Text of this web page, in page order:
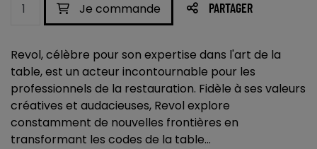
Je commande PARTAGER
Revol, célèbre pour son expertise dans l'art de la
table, est un acteur incontournable pour les
professionnels de la restauration. Fidèle à ses valeurs
créatives et audacieuses, Revol explore
constamment de nouvelles frontières en
transformant les codes de la table...